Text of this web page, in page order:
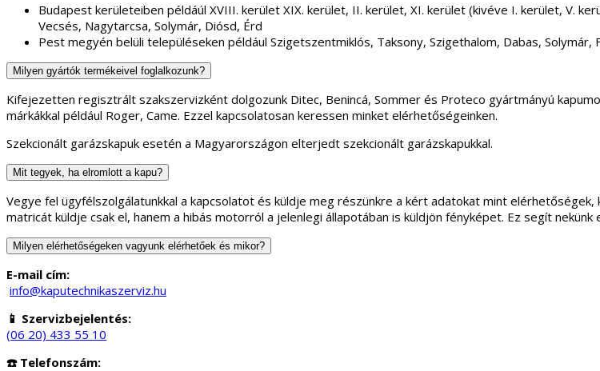
Budapest kerületeiben példáúl XVIII. kerület XIX. kerület, II. kerület, XI. kerület (kivéve I. kerület, V.
Vecsés, Nagytarcsa, Solymár, Diósd, Érd
Pest megyén belüli településeken például Szigetszentmiklós, Taksony, Szigethalom, Dabas, Solymár,
Milyen gyártók termékeivel foglalkozunk?
Kifejezetten regisztrált szakszervizként dolgozunk Ditec, Benincá, Sommer és Proteco gyártmányú
márkákkal például Roger, Came. Ezzel kapcsolatosan keressen minket elérhetőségeinken.
Szekcionált garázskapuk esetén a Magyarországon elterjedt szekcionált garázskapukkal.
Mit tegyek, ha elromlott a kapu?
Vegye fel ügyfélszolgálatunkkal a kapcsolatot és küldje meg részünkre a kért adatokat mint
matricát küldje csak el, hanem a hibás motorról a jelenlegi állapotában is küldjön fényképet. Ez segít
Milyen elérhetőségeken vagyunk elérhetőek és mikor?
E-mail cím:
info@kaputechnikaszerviz.hu
📱 Szervizbejelentés:
(06 20) 433 55 10
☎️ Telefonszám: